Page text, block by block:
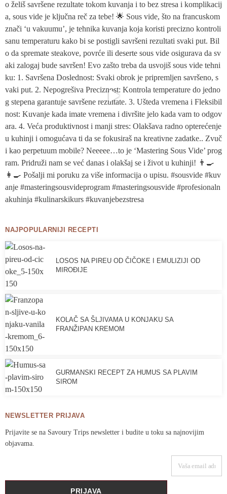
NAJPOPULARNIJI RECEPTI
LOSOS NA PIREU OD ČIČOKE I EMULIZIJI OD
MIROĐIJE
KOLAČ SA ŠLJIVAMA U KONJAKU SA
FRANŽIPAN KREMOM
GURMANSKI RECEPT ZA HUMUS SA PLAVIM
SIROM
NEWSLETTER PRIJAVA
Prijavite se na Savoury Trips newsletter i budite u toku sa najnovijim
objavama.
PRIJAVA